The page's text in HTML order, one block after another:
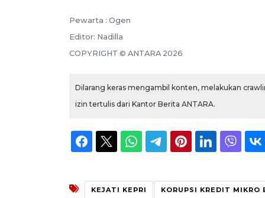
Pewarta : Ogen
Editor: Nadilla
COPYRIGHT © ANTARA 2026
Dilarang keras mengambil konten, melakukan
izin tertulis dari Kantor Berita ANTARA.
KEJATI KEPRI KORUPSI KREDIT MIKRO